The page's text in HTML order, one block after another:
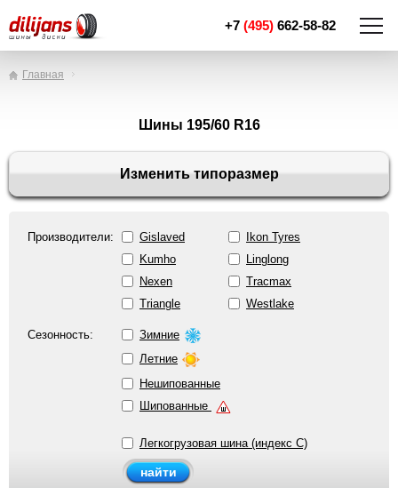
+7 (495) 662-58-82
Главная
Шины 195/60 R16
Изменить типоразмер
Производители: Gislaved
Ikon Tyres
Kumho
Linglong
Nexen
Tracmax
Triangle
Westlake
Сезонность:
Зимние
Летние
Нешипованные
Шипованные
Легкогрузовая шина (индекс C)